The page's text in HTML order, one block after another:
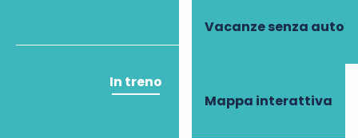
Vacanze senza auto
Mappa interattiva
In treno